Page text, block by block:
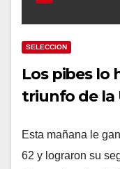
SELECCION
Los pibes lo
triunfo de la
Esta mañana le
62 y lograron su